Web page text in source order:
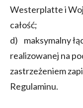
Westerplatte i
całość;​​​​​​​
d) maksymalny
realizowanej na
zastrzeżeniem
Regulaminu.